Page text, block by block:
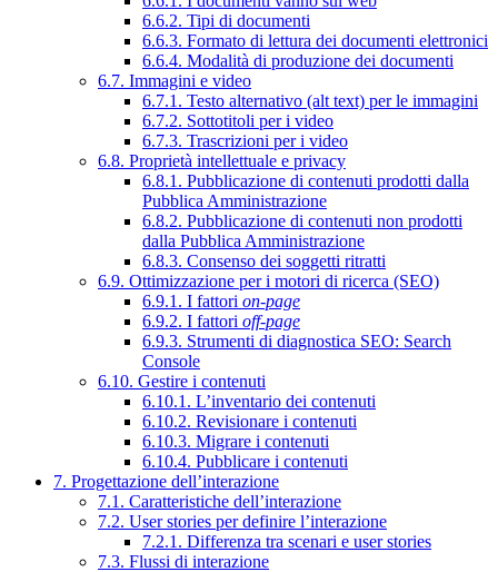
6.6.2. Tipi di documenti
6.6.3. Formato di lettura dei documenti elettronici
6.6.4. Modalità di produzione dei documenti
6.7. Immagini e video
6.7.1. Testo alternativo (alt text) per le immagini
6.7.2. Sottotitoli per i video
6.7.3. Trascrizioni per i video
6.8. Proprietà intellettuale e privacy
6.8.1. Pubblicazione di contenuti prodotti dalla
Pubblica Amministrazione
6.8.2. Pubblicazione di contenuti non prodotti
dalla Pubblica Amministrazione
6.8.3. Consenso dei soggetti ritratti
6.9. Ottimizzazione per i motori di ricerca (SEO)
6.9.1. I fattori on-page
6.9.2. I fattori off-page
6.9.3. Strumenti di diagnostica SEO: Search
Console
6.10. Gestire i contenuti
6.10.1. L’inventario dei contenuti
6.10.2. Revisionare i contenuti
6.10.3. Migrare i contenuti
6.10.4. Pubblicare i contenuti
7. Progettazione dell’interazione
7.1. Caratteristiche dell’interazione
7.2. User stories per definire l’interazione
7.2.1. Differenza tra scenari e user stories
7.3. Flussi di interazione